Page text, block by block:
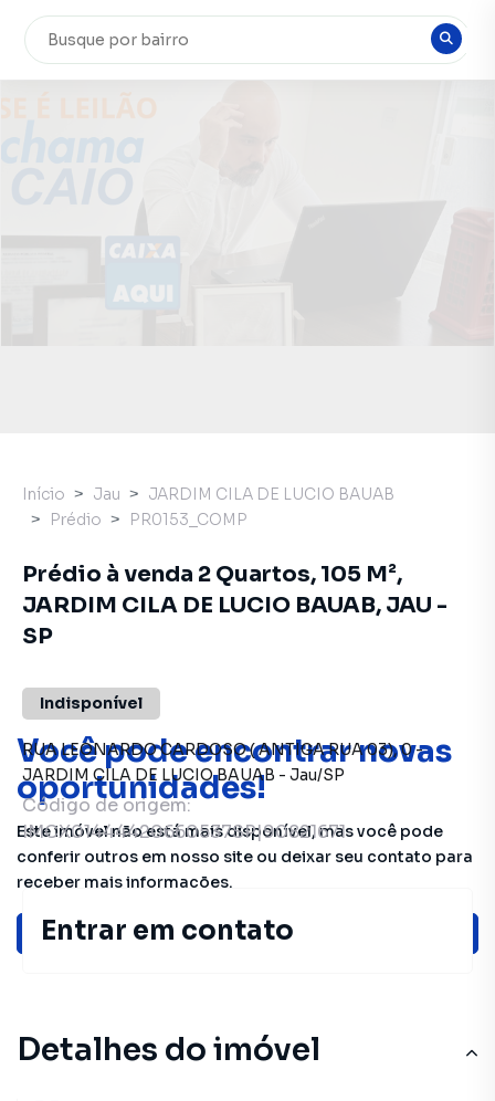
Você pode encontrar novas
oportunidades!
Este imóvel não está mais disponível, mas você pode
conferir outros em nosso site ou deixar seu contato para
receber mais informações.
Ver sugestões
Detalhes do imóvel
Início Jau
JARDIM CILA DE LUCIO BAUAB
Prédio
PR0153_COMP
Prédio à venda 2 Quartos, 105 M²,
JARDIM CILA DE LUCIO BAUAB, JAU -
SP
Indisponível
RUA LEONARDO CARDOSO ( ANTIGA RUA 03),0-
JARDIM CILA DE LUCIO BAUAB - Jau/SP
Código de origem:
IMCX01444420660537SP|90821671
Entrar em contato